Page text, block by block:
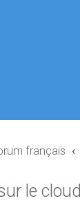
français
le cloud